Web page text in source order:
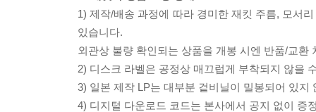
1) 제작/배송 과정에 따라 경미한 재킷 주름, 모서
있습니다.
외관상 불량 확인되는 상품을 개봉 시엔 반품/교환
2) 디스크 라벨은 공정상 매끄럽게 부착되지 않을
3) 일본 제작 LP는 대부분 겉비닐이 밀봉되어 있지
4) 디지털 다운로드 코드는 본사에서 공지 없이 증